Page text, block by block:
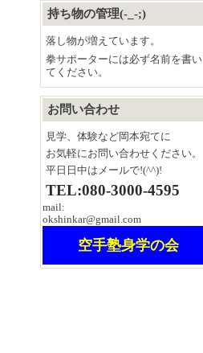
持ち物の管理(-_-;)
落し物が増えています。
拳サポーターには必ず名前を書い
てください。
お問い合わせ
見学、体験など岡本宛てに
お気軽にお問い合わせください。
平日日中はメールで!(^^)!
TEL:080-3000-4595
mail:
okshinkar@gmail.com
空手塾身学の会